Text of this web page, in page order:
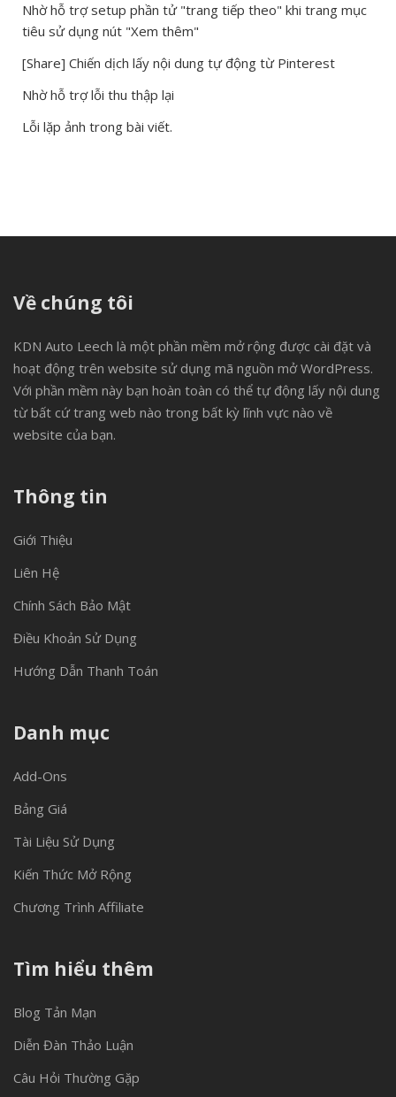
Nhờ hỗ trợ setup phần tử "trang tiếp theo" khi trang mục
tiêu sử dụng nút "Xem thêm"
[Share] Chiến dịch lấy nội dung tự động từ Pinterest
Nhờ hỗ trợ lỗi thu thập lại
Lỗi lặp ảnh trong bài viết.
Về chúng tôi
KDN Auto Leech là một phần mềm mở rộng được cài đặt và
hoạt động trên website sử dụng mã nguồn mở WordPress.
Với phần mềm này bạn hoàn toàn có thể tự động lấy nội dung
từ bất cứ trang web nào trong bất kỳ lĩnh vực nào về
website của bạn.
Thông tin
Giới Thiệu
Liên Hệ
Chính Sách Bảo Mật
Điều Khoản Sử Dụng
Hướng Dẫn Thanh Toán
Danh mục
Add-Ons
Bảng Giá
Tài Liệu Sử Dụng
Kiến Thức Mở Rộng
Chương Trình Affiliate
Tìm hiểu thêm
Blog Tản Mạn
Diễn Đàn Thảo Luận
Câu Hỏi Thường Gặp